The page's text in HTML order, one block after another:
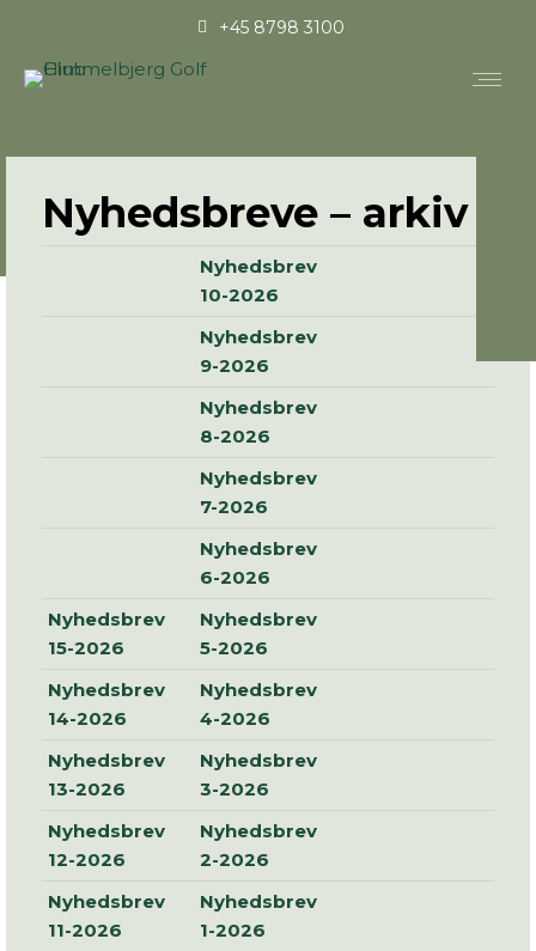
+45 8798 3100
Nyhedsbreve – arkiv
Nyhedsbrev
10-2026
Nyhedsbrev
9-2026
Nyhedsbrev
8-2026
Nyhedsbrev
7-2026
Nyhedsbrev
6-2026
Nyhedsbrev
15-2026
Nyhedsbrev
5-2026
Nyhedsbrev
14-2026
Nyhedsbrev
4-2026
Nyhedsbrev
13-2026
Nyhedsbrev
3-2026
Nyhedsbrev
12-2026
Nyhedsbrev
2-2026
Nyhedsbrev
11-2026
Nyhedsbrev
1-2026